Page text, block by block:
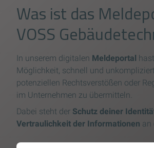
Was ist das
VOSS
In unserem digitalen Meldeportal
Möglichkeit, schnell und
potenziellen Rechtsverstößen oder
im Unternehmen zu übermitteln.
Dabei steht der Schutz deiner
Vertraulichkeit der Informationen an